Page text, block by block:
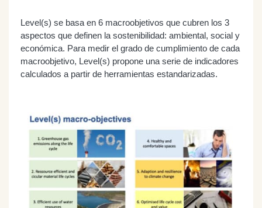
Level(s) se basa en 6 macroobjetivos que cubren los 3
aspectos que definen la sostenibilidad: ambiental, social y
económica. Para medir el grado de cumplimiento de cada
macroobjetivo, Level(s) propone una serie de indicadores
calculados a partir de herramientas estandarizadas.